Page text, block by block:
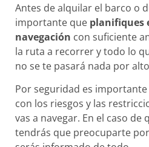
Antes de alquilar el barco o
importante que planifiques
navegación con suficiente
la ruta a recorrer y todo lo
no se te pasará nada por
Por seguridad es
con los riesgos y las
vas a navegar. En el caso de
tendrás que preocuparte